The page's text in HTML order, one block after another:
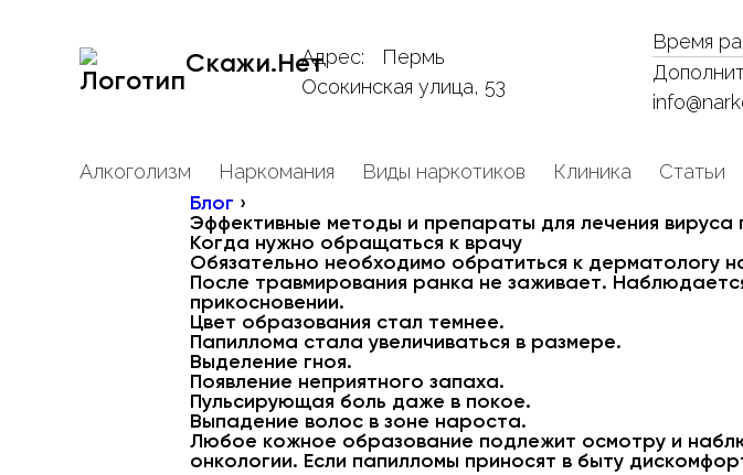
Скажи.НетАдрес:
Пермь
Осокинская улица, 53
Время
Алкоголизм Наркомания Виды наркотиков Клиника Статьи
Блог ›
Эффективные методы и препараты для лечения вируса
Когда нужно обращаться к врачу
Обязательно необходимо обратиться к дерматологу
После травмирования ранка не заживает.
прикосновении.
Цвет образования стал темнее.
Папиллома стала увеличиваться в размере.
Выделение гноя.
Появление неприятного запаха.
Пульсирующая боль даже в покое.
Выпадение волос в зоне нароста.
Любое кожное образование подлежит осмотру и
онкологии. Если папилломы приносят в быту